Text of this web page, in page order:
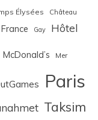
Élysées Château
France Gay Hôtel
McDonald’s Mer
Paris
Taksim